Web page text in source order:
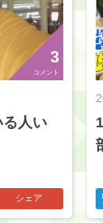
る人い
3
コメント
シェア